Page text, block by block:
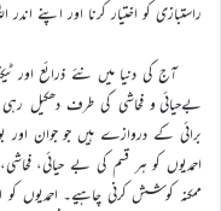
راستبازی کو اختیار کرنا اور اپنے
آج کی دنیا میں نئے ذرائع اور
بےحیائی و فحاشی کی طرف دھکیل
برائی کے دروازے ہیں جو جوان
احمدیوں کو ہر قسم کی بے حیائی،
ممکنہ کوشش کرنی چاہیے۔ احمدیوں